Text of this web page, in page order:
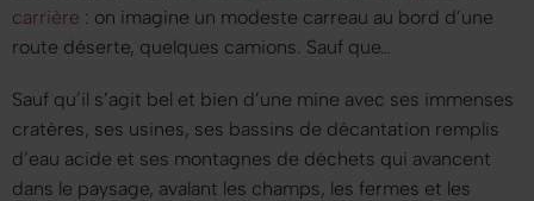
carrière : on imagine un modeste carreau au bord d’une
route déserte, quelques camions. Sauf que…
Sauf qu’il s’agit bel et bien d’une mine avec ses immenses
cratères, ses usines, ses bassins de décantation remplis
d’eau acide et ses montagnes de déchets qui avancent
dans le paysage, avalant les champs, les fermes et les